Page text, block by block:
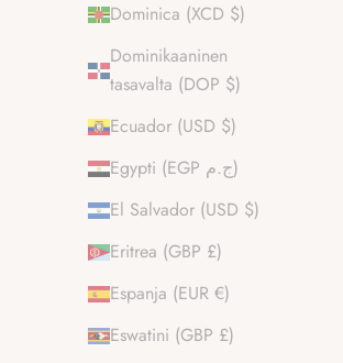
Dominica (XCD $)
Dominikaaninen
tasavalta (DOP $)
Ecuador (USD $)
Egypti (EGP ج.م)
El Salvador (USD $)
Eritrea (GBP £)
Espanja (EUR €)
Eswatini (GBP £)